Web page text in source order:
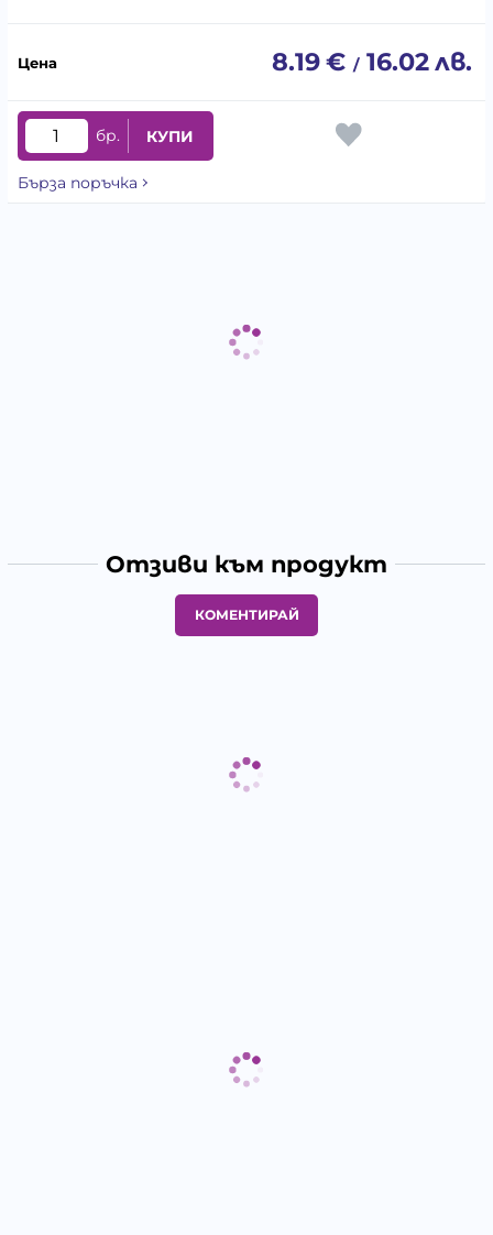
8.19€ / 16.02лв.
бр. КУПИ
Бърза поръчка
Отзиви към продукт
КОМЕНТИРАЙ